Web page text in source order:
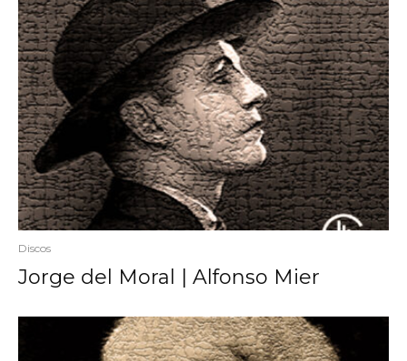
Discos
Jorge del Moral | Alfonso Mier